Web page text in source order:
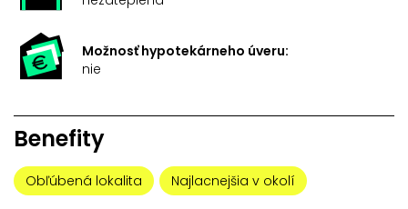
Možnosť hypotekárneho úveru:
nie
Benefity
Obľúbená lokalita Najlacnejšia v okolí